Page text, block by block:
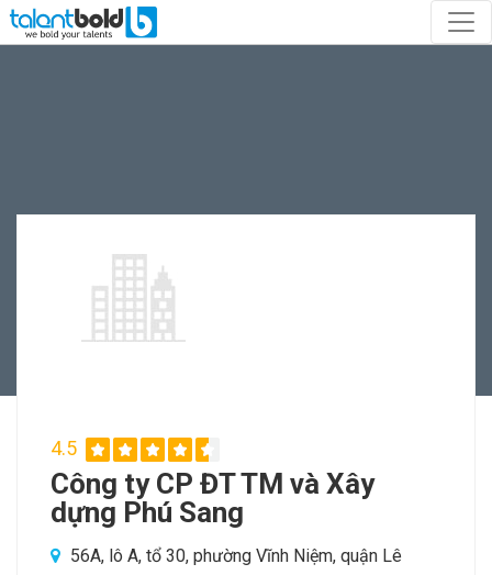
4.5
Công ty CP ĐT TM và Xây
dựng Phú Sang
56A, lô A, tổ 30, phường Vĩnh Niệm, quận Lê